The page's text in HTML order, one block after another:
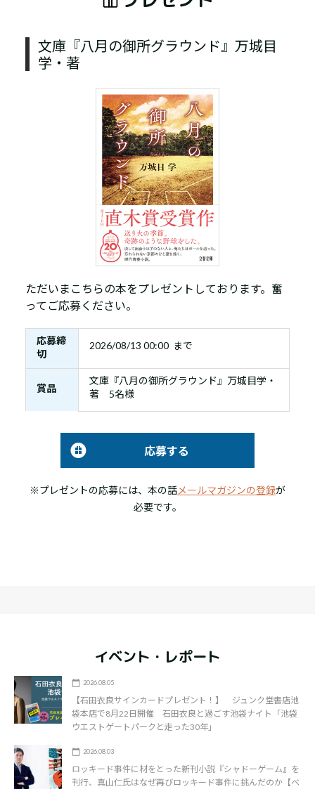
文庫『八月の御所グラウンド』万城目
学・著
ただいまこちらの本をプレゼントしております。奮
ってご応募ください。
応募締
切
2026/08/13 00:00 まで
賞品
文庫『八月の御所グラウンド』万城目学・
著 5名様
応募する
※プレゼントの応募には、本の話メールマガジンの登録が
必要です。
イベント・レポート
2026.08.05
【石田衣良サインカードプレゼント！】 ジュンク堂書店池
袋本店で8月22日開催 石田衣良と過ごす池袋ナイト「池袋
ウエストゲートパークと走った30年」
2026.08.03
ロッキード事件に材をとった新刊小説『シャドーゲーム』を
刊行、真山仁氏はなぜ再びロッキード事件に挑んだのか【ベ